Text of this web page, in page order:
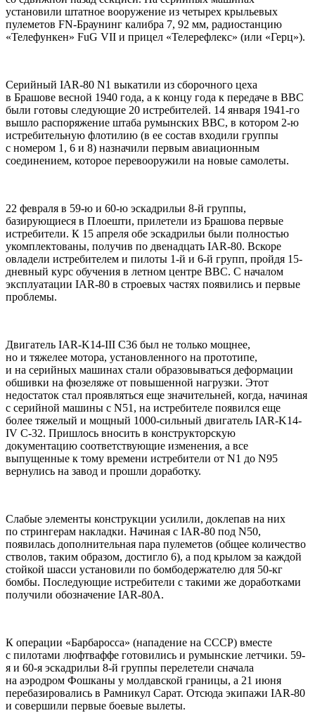
установили штатное вооружение из четырех крыльевых
пулеметов FN-Браунинг калибра 7, 92 мм, радиостанцию
«Телефункен» FuG VII и прицел «Телерефлекс» (или «Герц»).
Серийный IAR-80 N1 выкатили из сборочного цеха
в Брашове весной 1940 года, а к концу года к передаче в ВВС
были готовы следующие 20 истребителей. 14 января 1941-го
вышло распоряжение штаба румынских ВВС, в котором 2-ю
истребительную флотилию (в ее состав входили группы
с номером 1, 6 и 8) назначили первым авиационным
соединением, которое перевооружили на новые самолеты.
22 февраля в 59-ю и 60-ю эскадрильи 8-й группы,
базирующиеся в Плоешти, прилетели из Брашова первые
истребители. К 15 апреля обе эскадрильи были полностью
укомплектованы, получив по двенадцать IAR-80. Вскоре
овладели истребителем и пилоты 1-й и 6-й групп, пройдя 15-
дневный курс обучения в летном центре ВВС. С началом
эксплуатации IAR-80 в строевых частях появились и первые
проблемы.
Двигатель IAR-K14-III С36 был не только мощнее,
но и тяжелее мотора, установленного на прототипе,
и на серийных машинах стали образовываться деформации
обшивки на фюзеляже от повышенной нагрузки. Этот
недостаток стал проявляться еще значительней, когда, начиная
с серийной машины с N51, на истребителе появился еще
более тяжелый и мощный 1000-сильный двигатель IAR-K14-
IV С-32. Пришлось вносить в конструкторскую
документацию соответствующие изменения, а все
выпущенные к тому времени истребители от N1 до N95
вернулись на завод и прошли доработку.
Слабые элементы конструкции усилили, доклепав на них
по стрингерам накладки. Начиная с IAR-80 под N50,
появилась дополнительная пара пулеметов (общее количество
стволов, таким образом, достигло 6), а под крылом за каждой
стойкой шасси установили по бомбодержателю для 50-кг
бомбы. Последующие истребители с такими же доработками
получили обозначение IAR-80A.
К операции «Барбаросса» (нападение на СССР) вместе
с пилотами люфтваффе готовились и румынские летчики. 59-
я и 60-я эскадрильи 8-й группы перелетели сначала
на аэродром Фошканы у молдавской границы, а 21 июня
перебазировались в Рамникул Сарат. Отсюда экипажи IAR-80
и совершили первые боевые вылеты.